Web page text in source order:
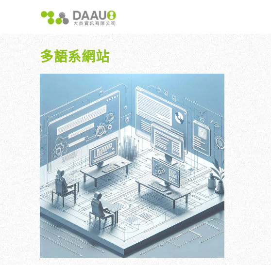
內
大奧獨家 AISEO矩陣系統｜SEO自動化輕鬆佈局關鍵字
八大專業SEO服務：網站流量快速成長
SEO 救星：你的網站沒有自然流量嗎？
專業SEO撰寫：提升網站SEO自然排序
維基百科：提升品牌形象與SEO的雙贏策略
網站系統開發：打造高效能業務需求的網站
全面優化
調整SEO
大奧專業
行動優化
如何開始 SEO？新手指南
SEO 的定義與基本概念
SEO 的運作原理
SEO 的重要性：為什麼企業需要它？
什麼是白帽SEO、灰帽SEO與黑帽SEO？
我們提供哪些 SEO 服務？
如何知道哪些服務最適合
SEO 優化的具體流程是什
多語系網站